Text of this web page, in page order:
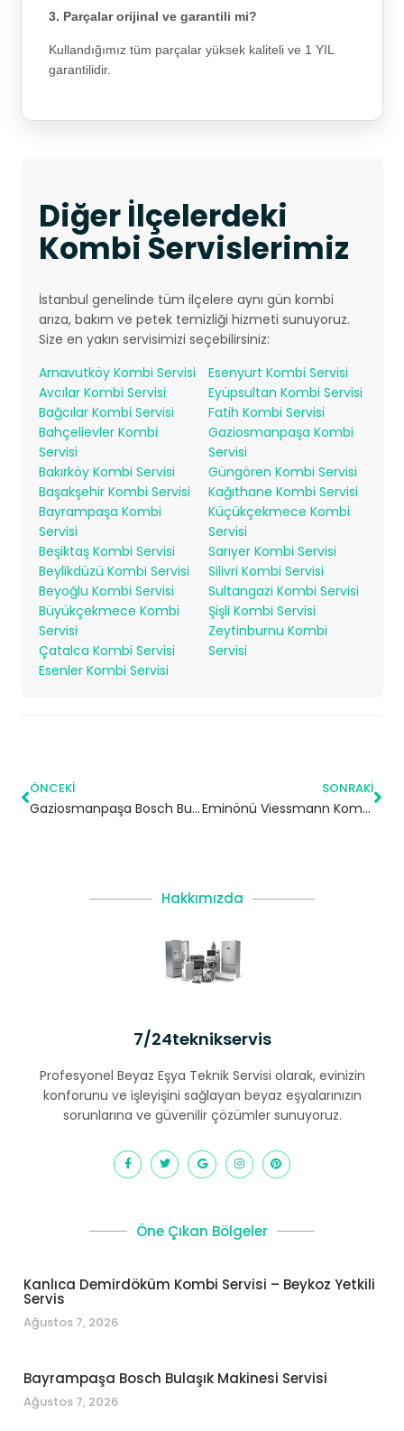
3. Parçalar orijinal ve garantili mi?
Kullandığımız tüm parçalar yüksek kaliteli ve 1 YIL
garantilidir.
Diğer İlçelerdeki
Kombi Servislerimiz
İstanbul genelinde tüm ilçelere aynı gün kombi
arıza, bakım ve petek temizliği hizmeti sunuyoruz.
Size en yakın servisimizi seçebilirsiniz:
Arnavutköy Kombi Servisi
Avcılar Kombi Servisi
Bağcılar Kombi Servisi
Bahçelievler Kombi
Servisi
Bakırköy Kombi Servisi
Başakşehir Kombi Servisi
Bayrampaşa Kombi
Servisi
Beşiktaş Kombi Servisi
Beylikdüzü Kombi Servisi
Beyoğlu Kombi Servisi
Büyükçekmece Kombi
Servisi
Çatalca Kombi Servisi
Esenler Kombi Servisi
Esenyurt Kombi Servisi
Eyüpsultan Kombi Servisi
Fatih Kombi Servisi
Gaziosmanpaşa Kombi
Servisi
Güngören Kombi Servisi
Kağıthane Kombi Servisi
Küçükçekmece Kombi
Servisi
Sarıyer Kombi Servisi
Silivri Kombi Servisi
Sultangazi Kombi Servisi
Şişli Kombi Servisi
Zeytinburnu Kombi
Servisi
ÖNCEKI
Gaziosmanpaşa Bosch Bulaşık Makinesi Servisi
SONRAKI
Eminönü Viessmann Kombi Servisi – Fatih Yetkili Servis
Hakkımızda
7/24teknikservis
Profesyonel Beyaz Eşya Teknik Servisi olarak, evinizin
konforunu ve işleyişini sağlayan beyaz eşyalarınızın
sorunlarına ve güvenilir çözümler sunuyoruz.
Öne Çıkan Bölgeler
Kanlıca Demirdöküm Kombi Servisi – Beykoz Yetkili
Servis
Ağustos 7, 2026
Bayrampaşa Bosch Bulaşık Makinesi Servisi
Ağustos 7, 2026